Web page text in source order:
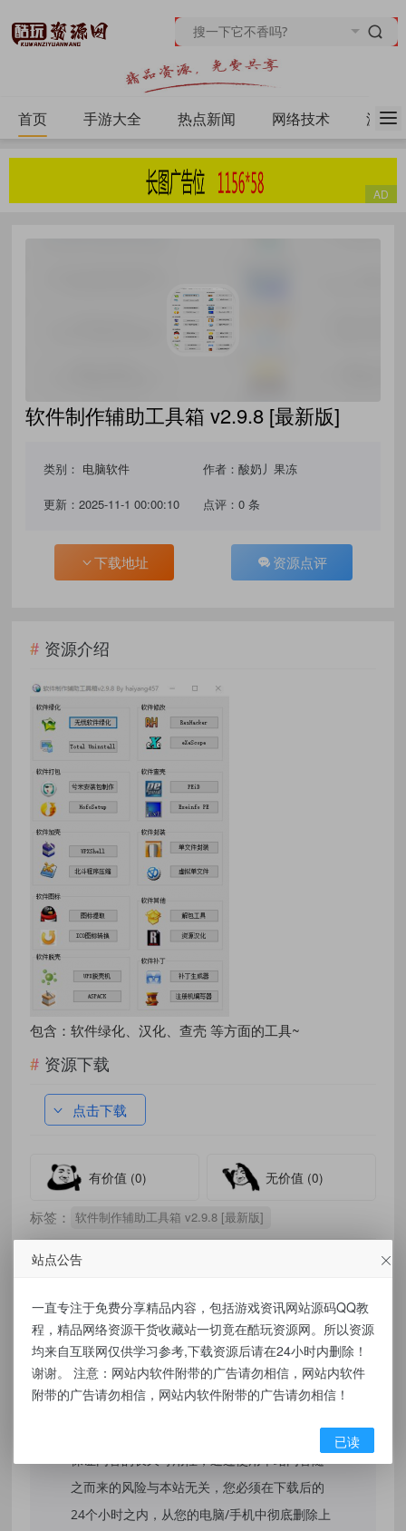
首页 手游大全 热点新闻 网络技术 源码
软件制作辅助工具箱 v2.9.8 [最新版]
类别： 电脑软件 作者：酸奶丿果冻
更新：2025-11-1 00:00:10 点评：0 条
下载地址 资源点评
资源介绍
包含：软件绿化、汉化、查壳 等方面的工具~
资源下载
点击下载
有价值 (0) 无价值 (0)
标签： 软件制作辅助工具箱 v2.9.8 [最新版]
免责声明：
本站提供的资源，都来自网络，版权争议与本
站无关，所有内容及软件的文章仅限用于学习
和研究目的。不得将上述内容用于商业或者非
法用途，否则，一切后果请用户自负，我们不
保证内容的长久可用性，通过使用本站内容随
之而来的风险与本站无关，您必须在下载后的
24个小时之内，从您的电脑/手机中彻底删除上
站点公告
一直专注于免费分享精品内容，包括游戏资讯网站源码QQ教
程，精品网络资源干货收藏站一切竟在酷玩资源网。所以资源
均来自互联网仅供学习参考,下载资源后请在24小时内删除！
谢谢。 注意：网站内软件附带的广告请勿相信，网站内软件
附带的广告请勿相信，网站内软件附带的广告请勿相信！
已读